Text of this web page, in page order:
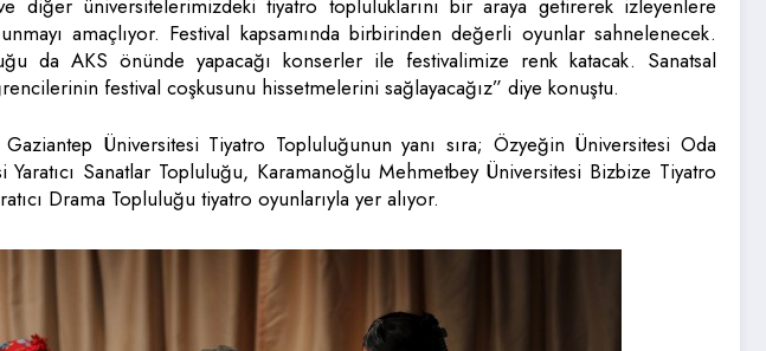
amaçlıyor. Festival kapsamında birbirinden değerli oyunlar sahnelenecek.
da AKS önünde yapacağı konserler ile festivalimize renk katacak. Sanatsal
festival coşkusunu hissetmelerini sağlayacağız” diye konuştu.
Gaziantep Üniversitesi Tiyatro Topluluğunun yanı sıra; Özyeğin Üniversitesi Oda
Yaratıcı Sanatlar Topluluğu, Karamanoğlu Mehmetbey Üniversitesi Bizbize Tiyatro
Drama Topluluğu tiyatro oyunlarıyla yer alıyor.